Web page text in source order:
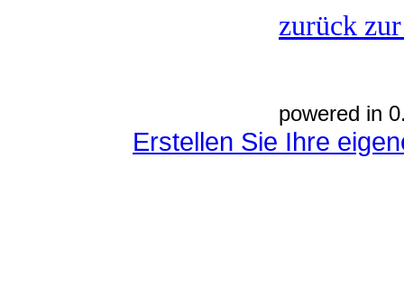
zurück
powered in
Erstellen Sie Ihre